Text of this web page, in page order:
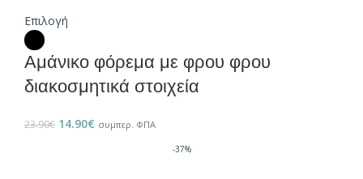
Επιλογή
Αμάνικο φόρεμα με φρου φρου
διακοσμητικά στοιχεία
23.90€ 14.90€ συμπερ. ΦΠΑ
-37%